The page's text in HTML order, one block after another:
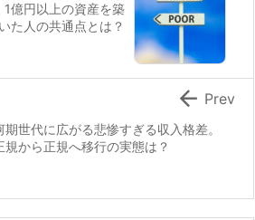
1億円以上の資産を築
いた人の共通点とは？
期世代に広がる悲惨すぎる収入格差。
規から正規へ移行の実態は？
 Prev